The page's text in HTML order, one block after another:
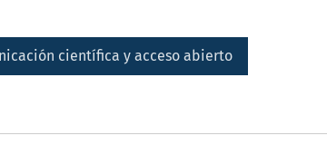
científica y acceso abierto